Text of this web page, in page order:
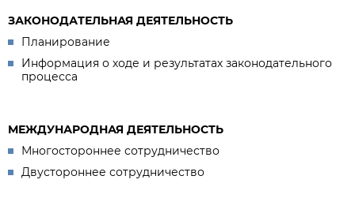
ЗАКОНОДАТЕЛЬНАЯ ДЕЯТЕЛЬНОСТЬ
Планирование
Информация о ходе и результатах законодательного
процесса
МЕЖДУНАРОДНАЯ ДЕЯТЕЛЬНОСТЬ
Многостороннее сотрудничество
Двустороннее сотрудничество